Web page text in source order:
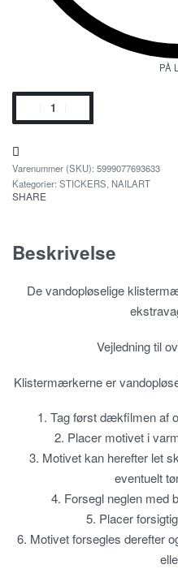
PÅ
5999077693633
Kategorier: STICKERS NAILART
SHARE
Beskrivelse
De vandopløselige
Vejledning til
Klistermærkerne er
1. Tag først dækfilmen af
2. Placer motivet i
3. Motivet kan herefter let
eventuelt
4. Forsegl neglen med
5. Placer
6. Motivet forsegles derefter